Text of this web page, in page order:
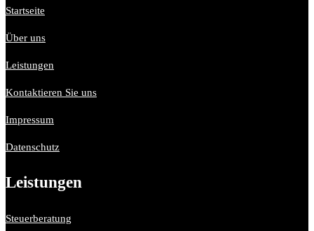
Startseite
Über uns
Leistungen
Kontaktieren Sie uns
Impressum
Datenschutz
Leistungen
Steuerberatung